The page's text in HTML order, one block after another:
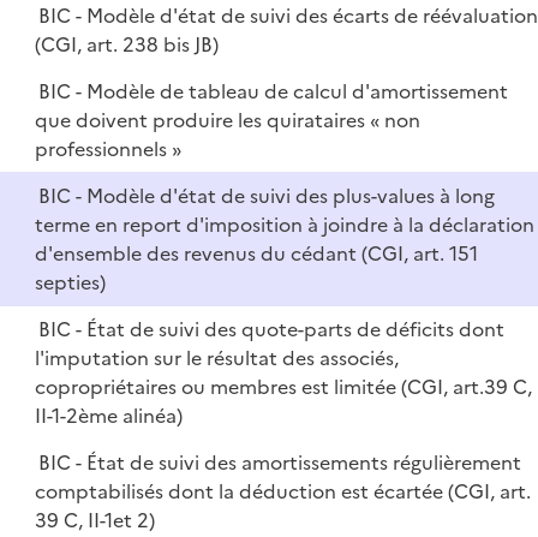
BIC - Modèle d'état de suivi des écarts de réévaluation
(CGI, art. 238 bis JB)
BIC - Modèle de tableau de calcul d'amortissement
que doivent produire les quirataires « non
professionnels »
BIC - Modèle d'état de suivi des plus-values à long
terme en report d'imposition à joindre à la déclaration
d'ensemble des revenus du cédant (CGI, art. 151
septies)
BIC - État de suivi des quote-parts de déficits dont
l'imputation sur le résultat des associés,
copropriétaires ou membres est limitée (CGI, art.39 C,
II-1-2ème alinéa)
BIC - État de suivi des amortissements régulièrement
comptabilisés dont la déduction est écartée (CGI, art.
39 C, II-1et 2)